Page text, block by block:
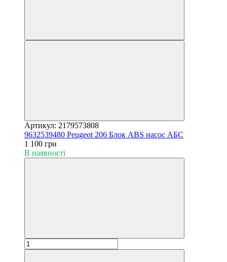
Артикул: 2179573808
9632539480 Peugeot 206 Блок ABS насос АБС
1 100 грн
В наявності